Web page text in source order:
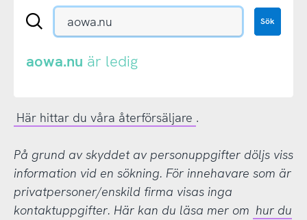
Sök
eller
Sök
aowa.nu är ledig
Här hittar du våra återförsäljare .
På grund av skyddet av personuppgifter döljs viss
information vid en sökning. För innehavare som är
privatpersoner/enskild firma visas inga
kontaktuppgifter. Här kan du läsa mer om hur du